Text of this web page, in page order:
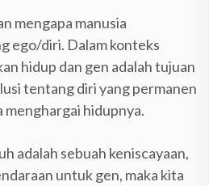
mengapa manusia
ego/diri. Dalam konteks
hidup dan gen adalah tujuan
tentang diri yang permanen
menghargai hidupnya.
adalah sebuah keniscayaan,
untuk gen, maka kita